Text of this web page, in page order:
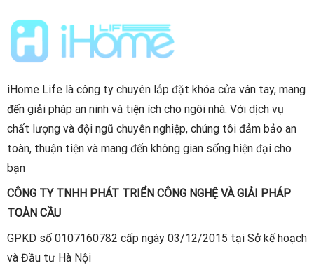
iHome Life là công ty chuyên lắp đặt khóa cửa vân tay, mang
đến giải pháp an ninh và tiện ích cho ngôi nhà. Với dịch vụ
chất lượng và đội ngũ chuyên nghiệp, chúng tôi đảm bảo an
toàn, thuận tiện và mang đến không gian sống hiện đại cho
bạn
CÔNG TY TNHH PHÁT TRIỂN CÔNG NGHỆ VÀ GIẢI PHÁP
TOÀN CẦU
GPKD số 0107160782 cấp ngày 03/12/2015 tại Sở kế hoạch
và Đầu tư Hà Nội